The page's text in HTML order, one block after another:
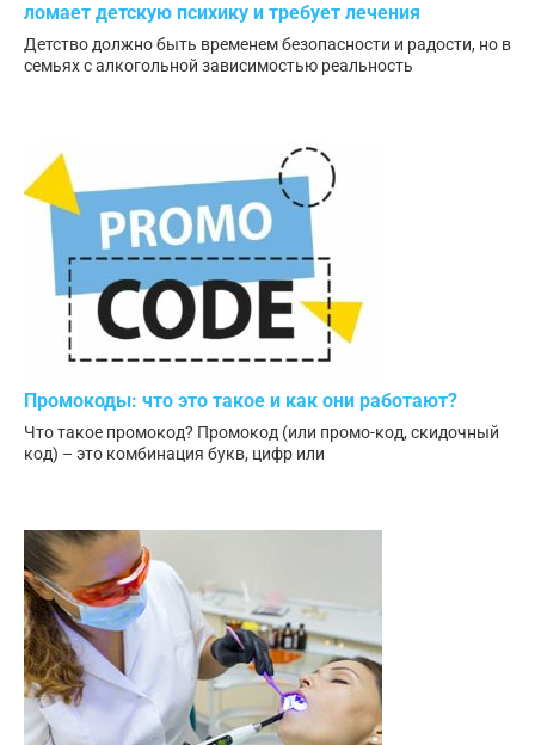
ломает детскую психику и требует лечения
Детство должно быть временем безопасности и радости, но в
семьях с алкогольной зависимостью реальность
Промокоды: что это такое и как они работают?
Что такое промокод? Промокод (или промо-код, скидочный
код) – это комбинация букв, цифр или